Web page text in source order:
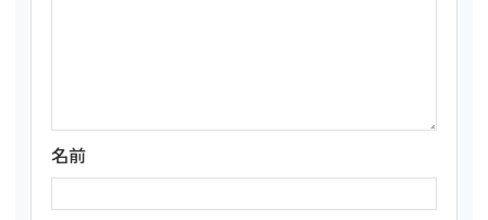
名前